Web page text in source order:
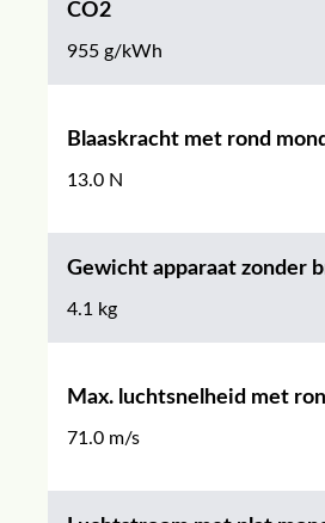
CO2
955 g/kWh
Blaaskracht met rond
13.0 N
Gewicht apparaat zonder
4.1 kg
Max. luchtsnelheid met
71.0 m/s